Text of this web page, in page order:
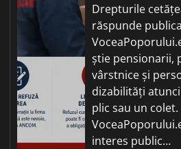
Drepturile
răspunde
știe pensionarii,
vârstnice și
dizabilități
plic sau un colet.
interes public…